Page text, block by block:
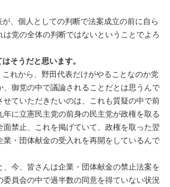
、個人としての判断で法案成立の前に自ら
は党の全体の判断ではないということでよろ
そうだと思います。
れから、野田代表だけがやることなのか党
、御党の中で議論されることだとは思うんで
せていただきたいのは、これも質疑の中で前
年に立憲民主党の前身の民主党が政権を取る
禁止、これを掲げていて、政権を取った翌
業・団体献金の受入れを再開をしているんで
、今、皆さんは企業・団体献金の禁止法案を
員会の中で過半数の同意を得ていない状況